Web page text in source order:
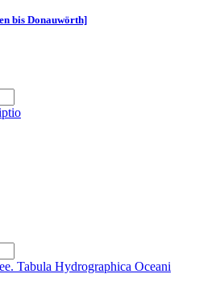
bis Donauwörth]